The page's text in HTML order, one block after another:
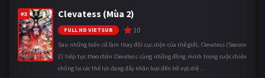
#3 Clevatess (Mùa 2)
FULL HD VIETSUB 10
Sau những biến cố làm thay đổi cục diện của thế giới, Clevatess (Season
2) tiếp tục theo chân Clevatess cùng những đồng minh trong cuộc chiến
chống lại các thế lực đang đẩy nhân loại đến bờ vực diệ ...